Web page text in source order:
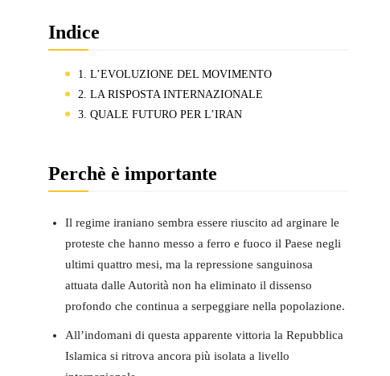
Indice
1. L’EVOLUZIONE DEL MOVIMENTO
2. LA RISPOSTA INTERNAZIONALE
3. QUALE FUTURO PER L’IRAN
Perchè è importante
Il regime iraniano sembra essere riuscito ad arginare le
proteste che hanno messo a ferro e fuoco il Paese negli
ultimi quattro mesi, ma la repressione sanguinosa
attuata dalle Autorità non ha eliminato il dissenso
profondo che continua a serpeggiare nella popolazione.
All’indomani di questa apparente vittoria la Repubblica
Islamica si ritrova ancora più isolata a livello